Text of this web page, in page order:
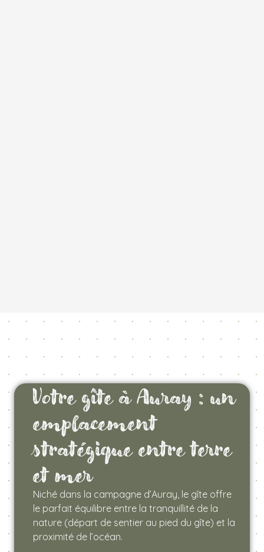
Votre gîte à Auray : un
emplacement
stratégique entre terre
et mer
Niché dans la campagne d’Auray, le gîte offre
le parfait équilibre entre la tranquillité de la
nature (départ de sentier au pied du gîte) et la
proximité de l’océan.